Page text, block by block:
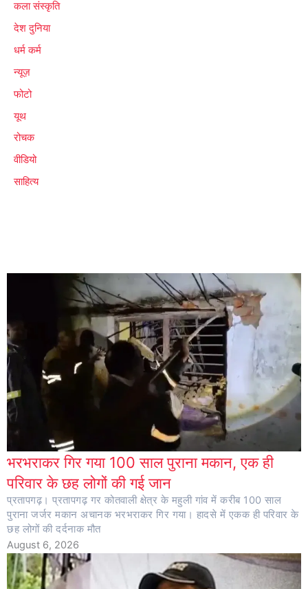
कला संस्कृति
देश दुनिया
धर्म कर्म
न्यूज़
फोटो
यूथ
रोचक
वीडियो
साहित्य
भरभराकर गिर गया 100 साल पुराना मकान, एक ही
परिवार के छह लोगों की गई जान
प्रतापगढ़। प्रतापगढ़ गर कोतवाली क्षेत्र के महुली गांव में करीब 100 साल
पुराना जर्जर मकान अचानक भरभराकर गिर गया। हादसे में एकक ही परिवार के
छह लोगों की दर्दनाक मौत
August 6, 2026